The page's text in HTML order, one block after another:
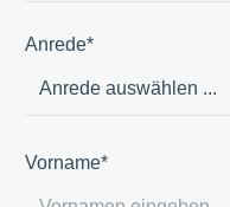
Anrede*
Vorname*